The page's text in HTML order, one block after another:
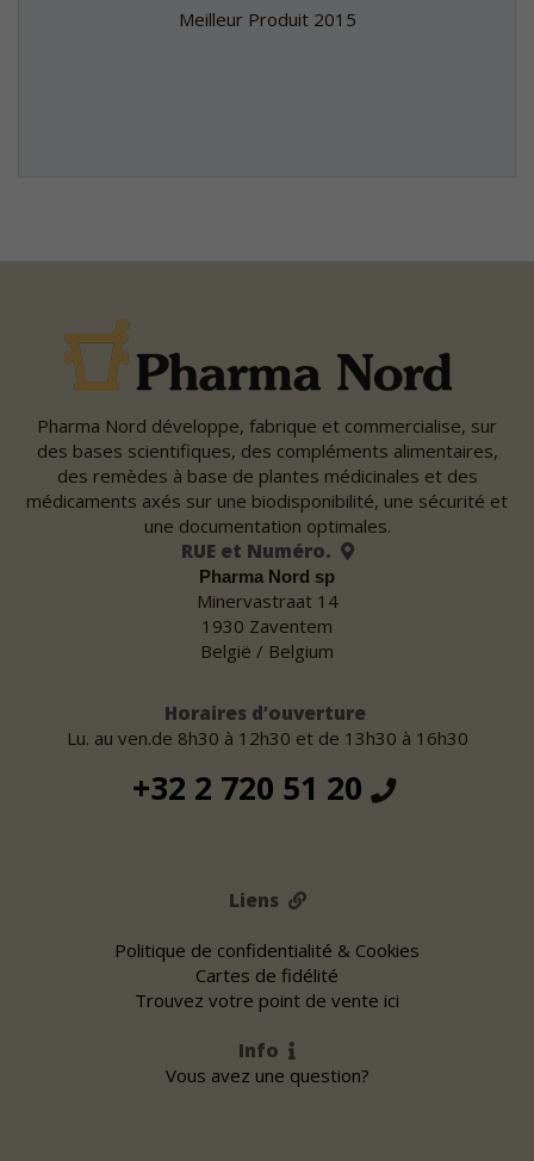
Meilleur Produit 2015
Pharma Nord développe, fabrique et commercialise, sur
des bases scientifiques, des compléments alimentaires,
des remèdes à base de plantes médicinales et des
médicaments axés sur une biodisponibilité, une sécurité et
une documentation optimales.
RUE et Numéro.
Pharma Nord sp
Minervastraat 14
1930 Zaventem
België / Belgium
Horaires d’ouverture
Lu. au ven.de 8h30 à 12h30 et de 13h30 à 16h30
+32 2 720 51 20
Liens
Politique de confidentialité & Cookies
Cartes de fidélité
Trouvez votre point de vente ici
Info
Vous avez une question?